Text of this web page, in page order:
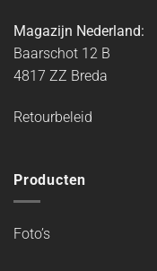
Magazijn Nederland:
Baarschot 12 B
4817 ZZ Breda
Retourbeleid
Producten
Foto’s